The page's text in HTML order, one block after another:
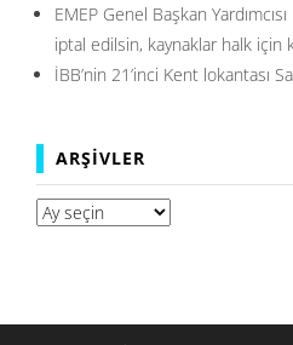
EMEP Genel Başkan
iptal edilsin, kaynaklar halk için
İBB’nin 21’inci Kent lokantası
ARŞIVLER
Arşivler